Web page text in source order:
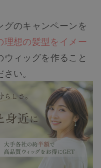
のキャンペーンを
理想の髪型をイメー
ウィッグを作ること
い。